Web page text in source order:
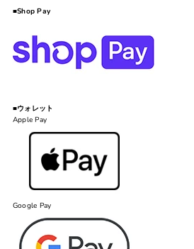
■Shop Pay
■ウォレット
Apple Pay
Google Pay